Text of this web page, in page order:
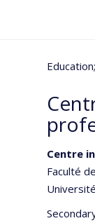
Education
Centre
Faculté